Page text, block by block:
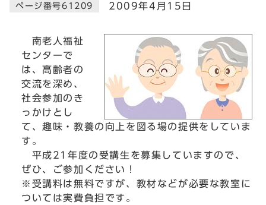
ページ番号61209 2009年4月15日
南老人福祉
センターで
は、高齢者の
交流を深め、
社会参加のき
っかけとし
て、趣味・教養の向上を図る場の提供をしていま
す。
平成21年度の受講生を募集していますので、
ぜひ、ご参加ください！
※受講料は無料ですが、教材などが必要な教室に
ついては実費負担です。